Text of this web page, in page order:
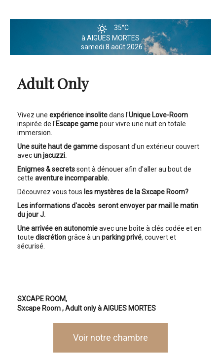
35°C
à AIGUES MORTES
samedi 8 août 2026
Adult Only
Vivez une expérience insolitedans l'Unique Love-Room
inspirée de l'Escape gamepour vivre une nuit en totale
immersion.
Une suite haut de gammedisposant d'un extérieur couvert
avecun jacuzzi.
Enigmes & secretssont à dénouer afin d'aller au bout de
cette aventure incomparable.
Découvrez vous tous les mystères de la Sxcape Room?
Les informations d'accès seront envoyer par mail le matin
du jour J.
Une arrivée en autonomieavec une boîte à clés codée et en
toute discrétiongrâce à un parking privé, couvert et
sécurisé.
SXCAPE ROOM,
Sxcape Room, Adult only à AIGUES MORTES
Voir notre chambre